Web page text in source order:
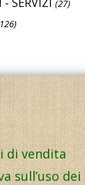
(27)
di vendita
sull’uso dei